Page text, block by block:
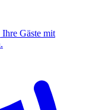
Ihre Gäste mit